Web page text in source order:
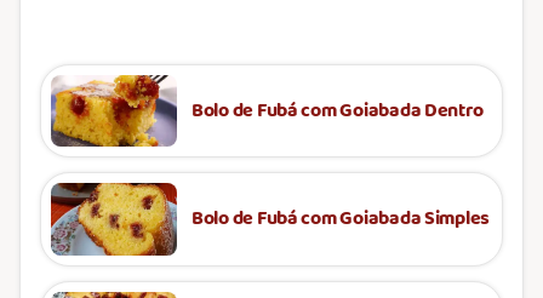
Bolo de Fubá com Goiabada Dentro
Bolo de Fubá com Goiabada Simples